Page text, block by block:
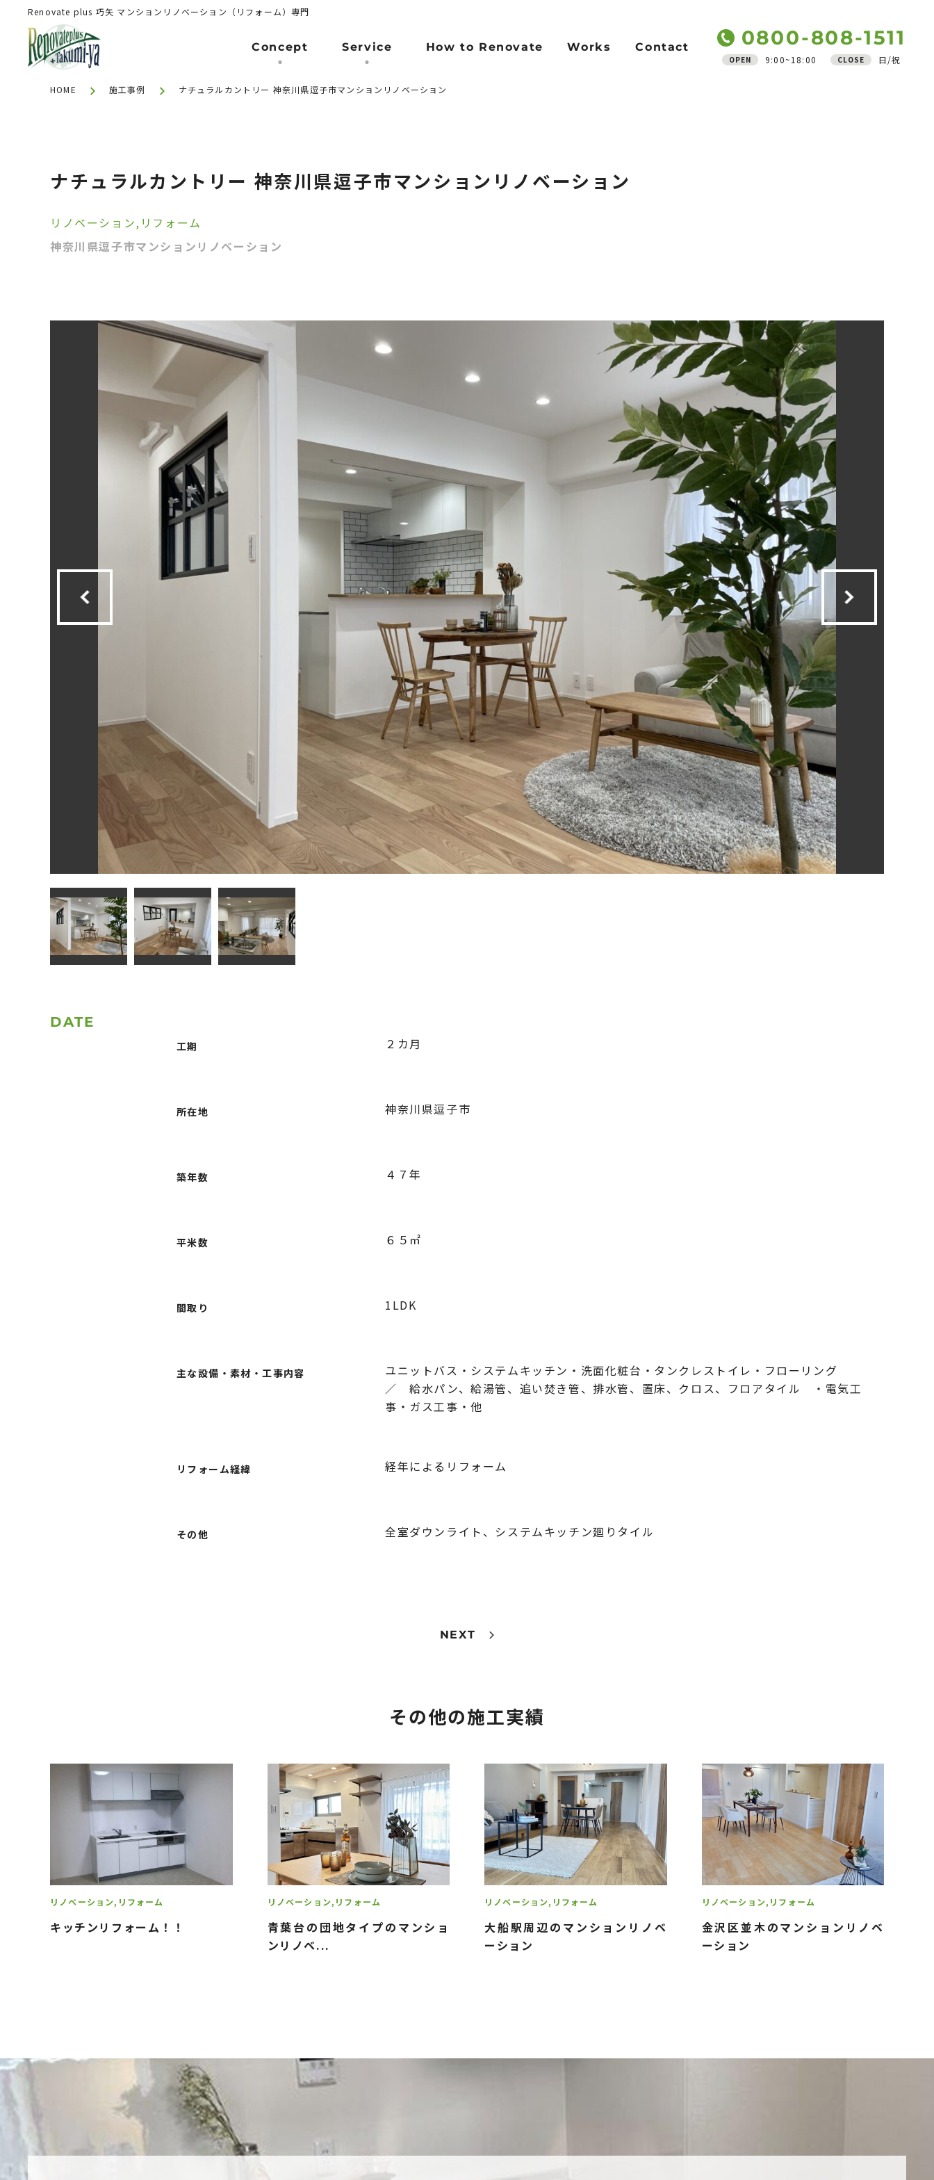
Renovate plus 巧矢 マンションリノベーション（リフォーム）専門
0800-808-1511
OPEN 9:00~18:00 CLOSE 日/祝
Concept Service How to Renovate Works Contact
HOME 施工事例 ナチュラルカントリー 神奈川県逗子市マンションリノベーション
ナチュラルカントリー 神奈川県逗子市マンションリノベーション
リノベーション リフォーム
神奈川県逗子市マンションリノベーション
DATE
工期 ２カ月
所在地 神奈川県逗子市
築年数 ４７年
平米数 ６５㎡
間取り 1LDK
主な設備・素材・工事内容
ユニットバス・システムキッチン・洗面化粧台・タンクレストイレ・フローリング
／ 給水パン、給湯管、追い焚き管、排水管、置床、クロス、フロアタイル ・電気工
事・ガス工事・他
リフォーム経緯 経年によるリフォーム
その他 全室ダウンライト、システムキッチン廻りタイル
NEXT
その他の施工実績
リノベーション リフォーム
キッチンリフォーム！！
リノベーション リフォーム
青葉台の団地タイプのマンショ
ンリノベ...
リノベーション リフォーム
大船駅周辺のマンションリノベ
ーション
リノベーション リフォーム
金沢区並木のマンションリノベ
ーション